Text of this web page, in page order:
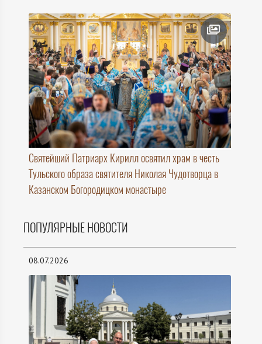
Святейший Патриарх Кирилл освятил храм в честь
Тульского образа святителя Николая Чудотворца в
Казанском Богородицком монастыре
ПОПУЛЯРНЫЕ НОВОСТИ
08.07.2026